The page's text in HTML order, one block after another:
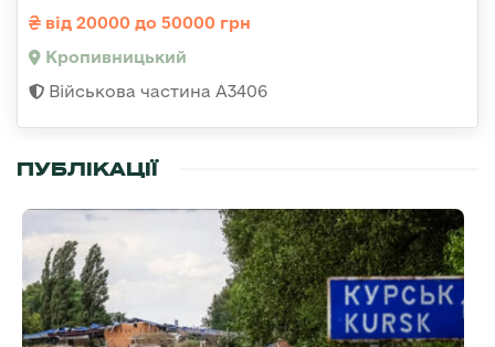
від 20000 до 50000 грн
Кропивницький
Військова частина А3406
ПУБЛІКАЦІЇ